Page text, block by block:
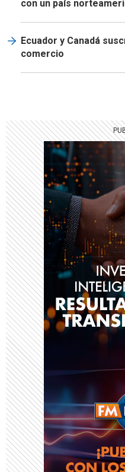
con un país
Ecuador y Canadá
comercio